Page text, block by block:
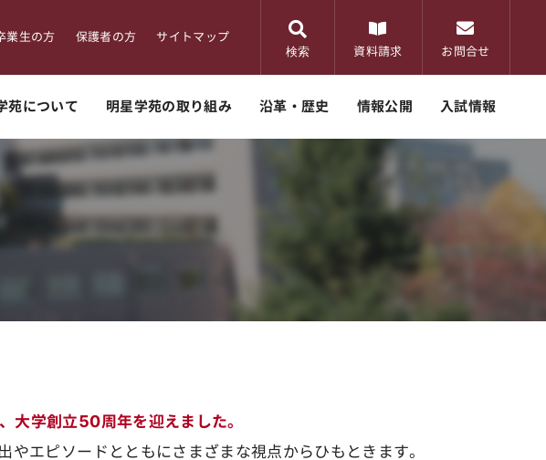
業生の方 保護者の方 サイトマップ
検索 資料請求 お問合せ
苑について 明星学苑の取り組み 沿革・歴史 情報公開 入試情報
大学創立50周年を迎えました。
エピソードとともにさまざまな視点からひもときます。